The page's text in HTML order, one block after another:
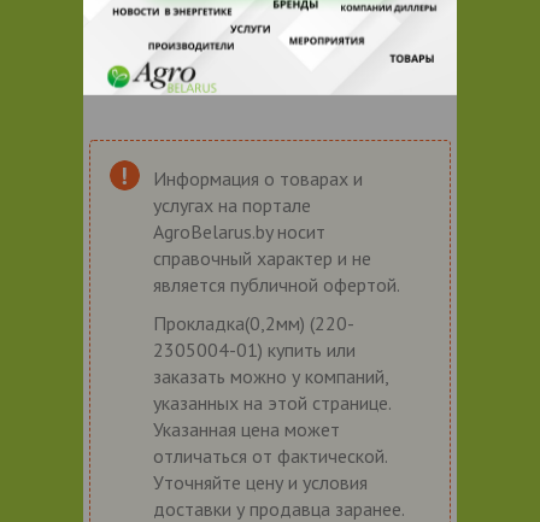
Информация о товарах и
услугах на портале
AgroBelarus.by носит
справочный характер и не
является публичной офертой.
Прокладка(0,2мм) (220-
2305004-01) купить или
заказать можно у компаний,
указанных на этой странице.
Указанная цена может
отличаться от фактической.
Уточняйте цену и условия
доставки у продавца заранее.